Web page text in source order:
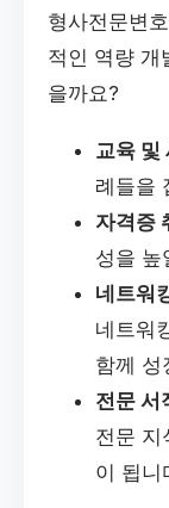
형사전문변
적인 역량 개
을까요?
교육 및
례들을
자격증
성을 높
네트워
네트워
함께 성
전문 서
전문 지
이 됩니